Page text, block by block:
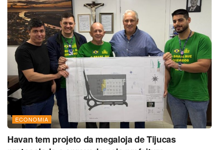
ECONOMIA
Havan tem projeto da megaloja de Tijucas